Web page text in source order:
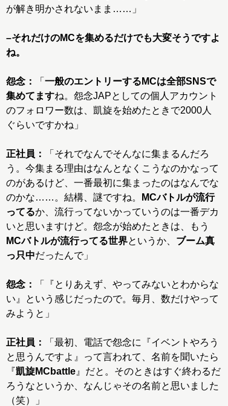
が解き明かされないまま……」
–それだけのMCを集めるだけでも大変そうですよ
ね。
怨念： 「 一般のエントリーするMCは全部SNSで
集めてますね。怨念JAPとしての個人アカウント
のフォロワー数は、凱旋を始めたときで2000人
ぐらいですかね」
正社員：
「それでなんでそんなに集まるんだろ
う。今集まる理由はなんとなくこうなのかなって
のがあるけど、一番最初に集まったのはなんでな
のかな……。結構、謎ですね。
MCバトルが流行
ってるか、流行ってないかっていうのは一番デカ
いと思いますけど。怨念が始めたときは、もう
MCバトルが流行ってる世界というか、 ブーム真
っ只中だったんで」
怨念：
「『とりあえず、やってみないとわからな
い』という感じだったので。毎月、数だけやって
みようと」
正社員：
「最初、電話で怨念に『イベントやろう
と思うんですよ』って言われて、名前を聞いたら
『凱旋MCbattle 』だと。そのときはすぐ終わるだ
ろうなというか、なんじゃその名前と思いました
（笑）」